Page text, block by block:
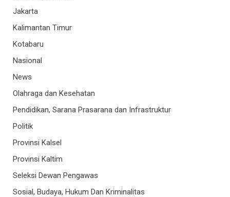
Jakarta
Kalimantan Timur
Kotabaru
Nasional
News
Olahraga dan Kesehatan
Pendidikan, Sarana Prasarana dan Infrastruktur
Politik
Provinsi Kalsel
Provinsi Kaltim
Seleksi Dewan Pengawas
Sosial, Budaya, Hukum Dan Kriminalitas